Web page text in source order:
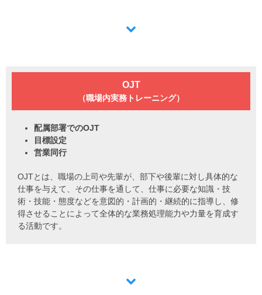
OJT
（職場内実務トレーニング）
配属部署でのOJT
目標設定
営業同行
OJTとは、職場の上司や先輩が、部下や後輩に対し具体的な
仕事を与えて、その仕事を通して、仕事に必要な知識・技
術・技能・態度などを意図的・計画的・継続的に指導し、修
得させることによって全体的な業務処理能力や力量を育成す
る活動です。